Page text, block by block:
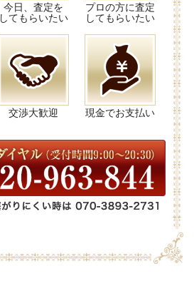
今日、査定を
してもらいたい
プロの方に査定
してもらいたい
交渉大歓迎 現金でお支払い